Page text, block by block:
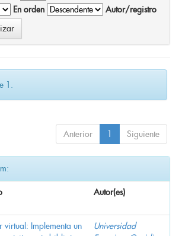
En orden
Autor/registro
1.
Anterior 1 Siguiente
Autor(es)
virtual: Implementa un
Universidad